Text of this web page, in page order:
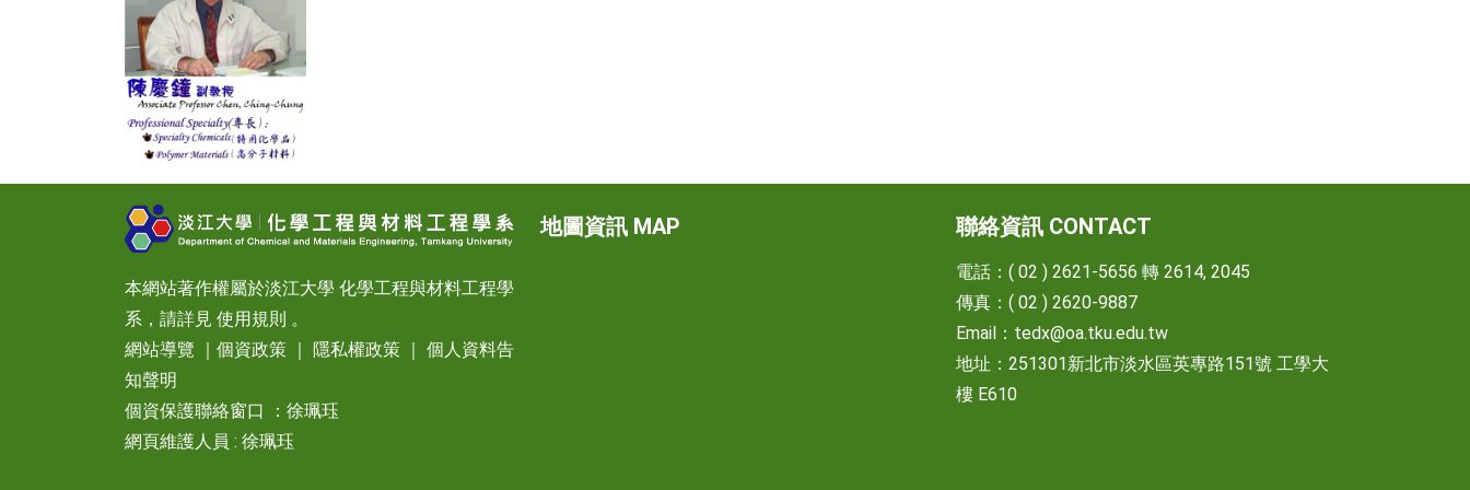
本網站著作權屬於淡江大學 化學工程與材料工程學
系，請詳見 使用規則 。
網站導覽
個資政策 隱私權政策
個人資料告
知聲明
個資保護聯絡窗口 ：徐珮珏
網頁維護人員 : 徐珮珏
地圖資訊 MAP 聯絡資訊 CONTACT
電話：( 02 ) 2621-5656 轉 2614, 2045
傳真：( 02 ) 2620-9887
Email： tedx@oa.tku.edu.tw
地址：251301新北市淡水區英專路151號 工學大
樓 E610